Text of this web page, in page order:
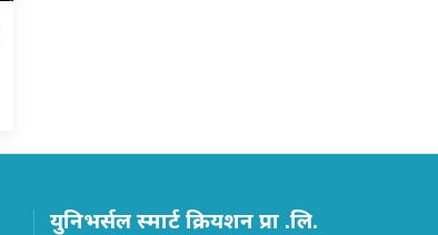
युनिभर्सल स्मार्ट क्रियशन प्रा .लि.